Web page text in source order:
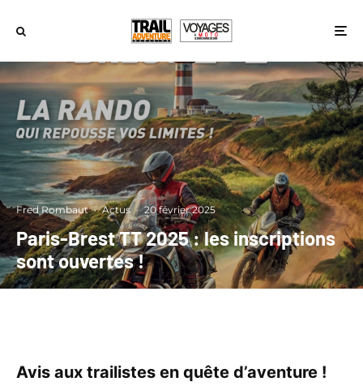
Fred Rombaut · Actus · 20 février 2025
Paris-Brest TT 2025 : les inscriptions
sont ouvertes !
Avis aux trailistes en quête d’aventure !